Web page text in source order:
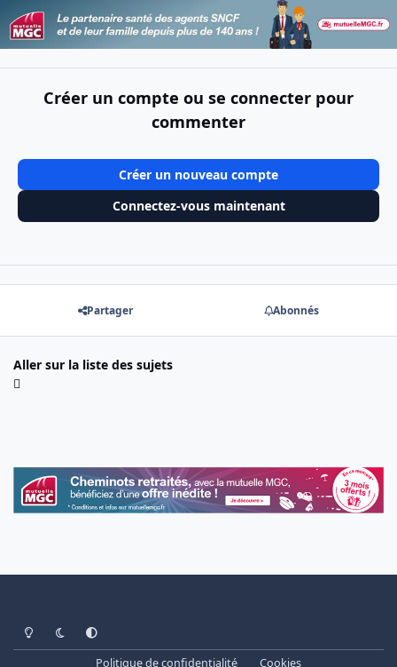
Créer un compte ou se connecter pour
commenter
Créer un nouveau compte
Connectez-vous maintenant
Partager Abonnés
Aller sur la liste des sujets
Light ModeDark ModeSystem Preference
Politique de confidentialité Cookies